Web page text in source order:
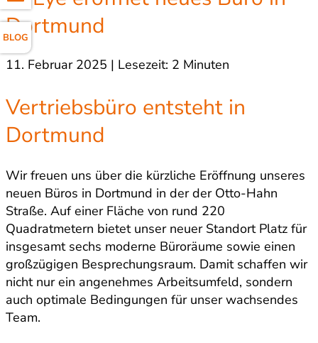
BLOG
Dortmund
11. Februar 2025 | Lesezeit: 2 Minuten
Vertriebsbüro entsteht in
Dortmund
Wir freuen uns über die kürzliche Eröffnung unseres
neuen Büros in Dortmund in der der Otto-Hahn
Straße. Auf einer Fläche von rund 220
Quadratmetern bietet unser neuer Standort Platz für
insgesamt sechs moderne Büroräume sowie einen
großzügigen Besprechungsraum. Damit schaffen wir
nicht nur ein angenehmes Arbeitsumfeld, sondern
auch optimale Bedingungen für unser wachsendes
Team.